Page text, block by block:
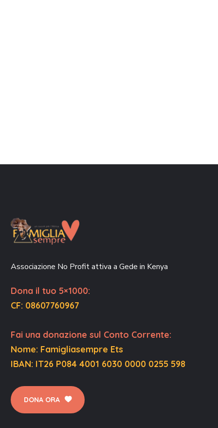
Associazione No Profit attiva a Gede in Kenya
Dona il tuo 5×1000:
CF: 08607760967
Fai una donazione sul Conto Corrente:
Nome: Famigliasempre Ets
IBAN: IT26 P084 4001 6030 0000 0255 598
DONA ORA